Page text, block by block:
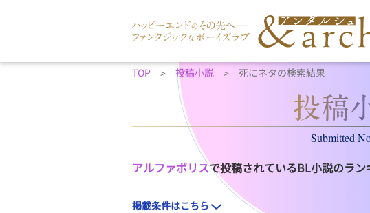
TOP 投稿小説 死にネタの検索結果
Submitted
アルファポリスで投稿されているBL小説のラン
掲載条件はこちら